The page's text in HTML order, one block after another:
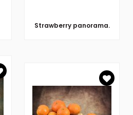
Strawberry panorama.